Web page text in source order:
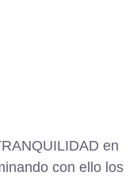
en
con ello los